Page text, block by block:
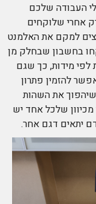
העבודה שלכם
אחרי שלוקחים
למקם את האלמנט
בחשבון שבחלק מן
לפי מידות, כך שגם
להזמין פתרון
שיהפוך את השהות
מכיוון שלכל אחד יש
יתאים דגם אחר.